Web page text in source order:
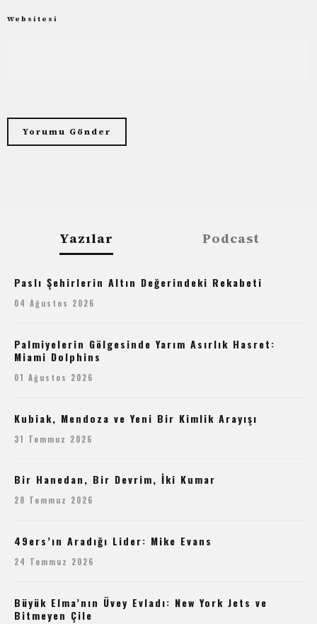
Websitesi
Yazılar Podcast
Paslı Şehirlerin Altın Değerindeki Rekabeti
04 Ağustos 2026
Palmiyelerin Gölgesinde Yarım Asırlık Hasret:
Miami Dolphins
01 Ağustos 2026
Kubiak, Mendoza ve Yeni Bir Kimlik Arayışı
31 Temmuz 2026
Bir Hanedan, Bir Devrim, İki Kumar
28 Temmuz 2026
49ers’ın Aradığı Lider: Mike Evans
24 Temmuz 2026
Büyük Elma’nın Üvey Evladı: New York Jets ve
Bitmeyen Çile